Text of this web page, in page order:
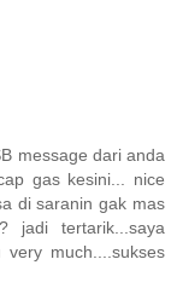
message dari anda
gas kesini... nice
di saranin gak mas
jadi tertarik...saya
much....sukses